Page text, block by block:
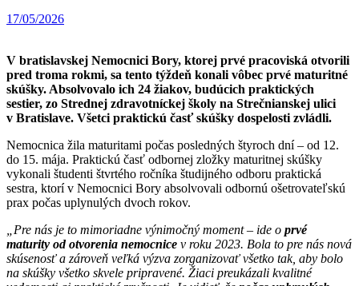
17/05/2026
V bratislavskej Nemocnici Bory, ktorej prvé pracoviská otvorili
pred troma rokmi, sa tento týždeň konali vôbec prvé maturitné
skúšky. Absolvovalo ich 24 žiakov, budúcich praktických
sestier, zo Strednej zdravotníckej školy na Strečnianskej ulici
v Bratislave. Všetci praktickú časť skúšky dospelosti zvládli.
Nemocnica žila maturitami počas posledných štyroch dní – od 12.
do 15. mája. Praktickú časť odbornej zložky maturitnej skúšky
vykonali študenti štvrtého ročníka študijného odboru praktická
sestra, ktorí v Nemocnici Bory absolvovali odbornú ošetrovateľskú
prax počas uplynulých dvoch rokov.
„Pre nás je to mimoriadne výnimočný moment – ide o prvé
maturity od otvorenia nemocnice v roku 2023. Bola to pre nás nová
skúsenosť a zároveň veľká výzva zorganizovať všetko tak, aby bolo
na skúšky všetko skvele pripravené. Žiaci preukázali kvalitné